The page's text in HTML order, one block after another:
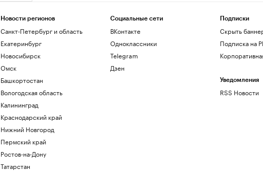
Новости регионов
Санкт-Петербург и область
Екатеринбург
Новосибирск
Омск
Башкортостан
Вологодская область
Калининград
Краснодарский край
Нижний Новгород
Пермский край
Ростов-на-Дону
Татарстан
Социальные сети
ВКонтакте
Одноклассники
Telegram
Дзен
Подписки
Скрыть
Подписка на
Уведомления
RSS Новости